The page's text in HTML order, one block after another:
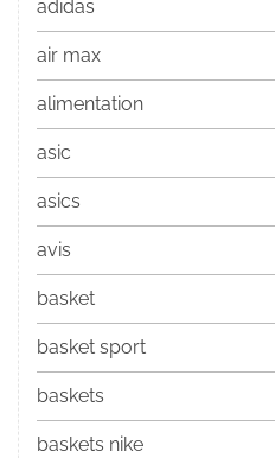
adidas
air max
alimentation
asic
asics
avis
basket
basket sport
baskets
baskets nike